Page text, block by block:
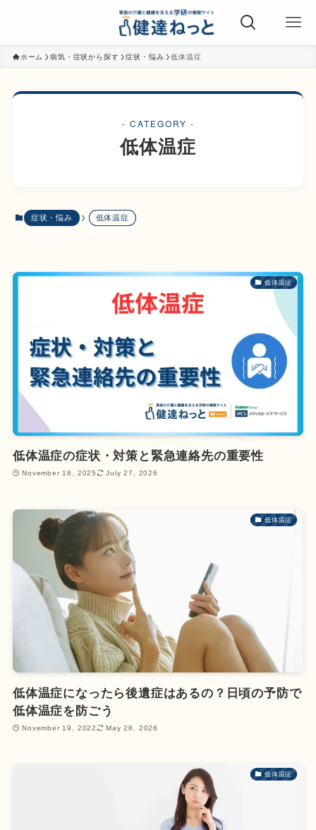
ホーム 病気・症状から探す 症状・悩み 低体温症
- CATEGORY -
低体温症
症状・悩み 低体温症
低体温症
低体温症の症状・対策と緊急連絡先の重要性
November 18, 2025 July 27, 2026
低体温症
低体温症になったら後遺症はあるの？日頃の予防で
低体温症を防ごう
November 19, 2022 May 28, 2026
低体温症